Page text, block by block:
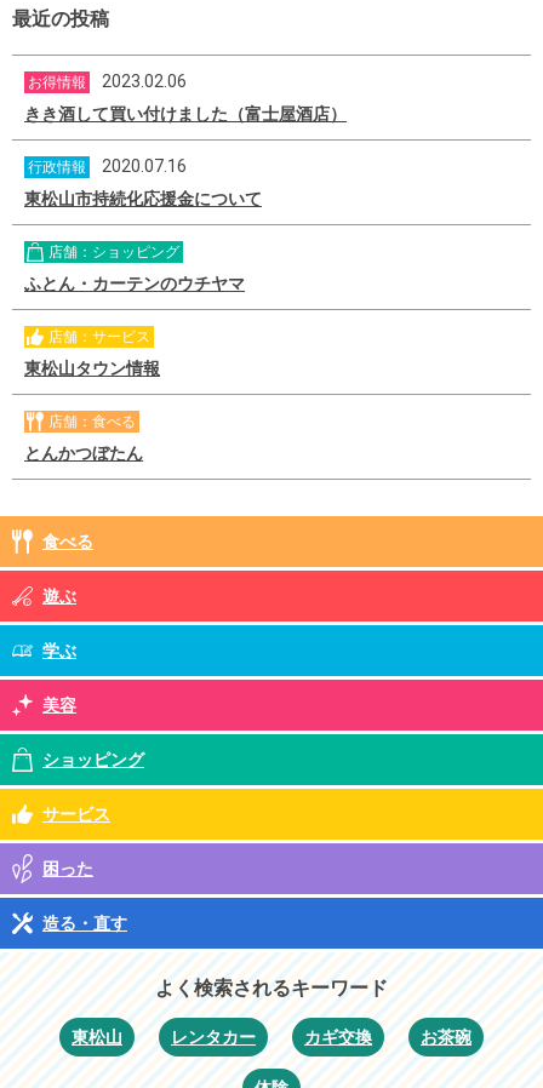
最近の投稿
お得情報
2023.02.06
きき酒して買い付けました（富士屋酒店）
行政情報
2020.07.16
東松山市持続化応援金について
店舗：ショッピング
ふとん・カーテンのウチヤマ
店舗：サービス
東松山タウン情報
店舗：食べる
とんかつぼたん
食べる
遊ぶ
学ぶ
美容
ショッピング
サービス
困った
造る・直す
よく検索されるキーワード
東松山 レンタカー カギ交換 お茶碗